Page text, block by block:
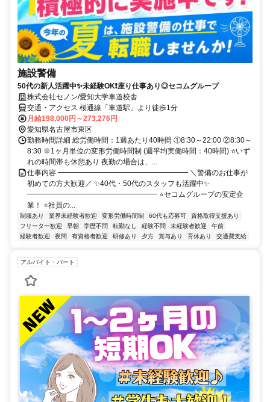
施設警備
50代の新人活躍中✨未経験OK❗座り仕事あり◎セコムグループ
株式会社セノン/愛知大学車道校舎
交通・アクセス 桜通線「車道駅」より徒歩1分
月給198,000円～273,276円
愛知県名古屋市東区
勤務時間詳細 総労働時間：1週あたり40時間 ①8:30～22:00 ②8:30～
8:30 ※1ヶ月単位の変形労働時間制 (週平均実働時間：40時間) ⭐いず
れの時間帯も休憩あり 夜勤の場合は、...
仕事内容 ━━━━━━━━━━━━━━━━━━ ＼警備のお仕事が
初めての方大歓迎／ ✨40代・50代のスタッフも活躍中✨
━━━━━━━━━━━━━━━━━━ ⭐セコムグループの安定企
業！ ⭐社員の...
制服あり 業界未経験者歓迎 変形労働時間制 60代も応募可
資格取得支援あり
フリーター歓迎
早朝 学歴不問 転勤なし 経験不問 未経験者歓迎
午前
経験者歓迎
夜間 有資格者歓迎 研修あり 夕方 賞与あり 育休あり 交通費支給
アルバイト・パート